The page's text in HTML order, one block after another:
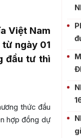
Việt Nam
ngày 01
đầu tư thì
thức đầu
hợp đồng dự